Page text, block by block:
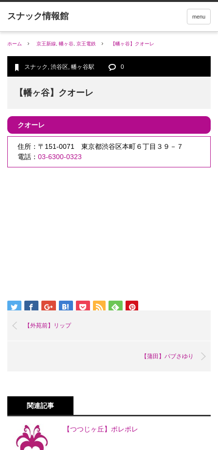
menu
ホーム 京王新線 幡ヶ谷 京王電鉄 【幡ヶ谷】クオーレ
スナック , 渋谷区, 幡ヶ谷駅 0
【幡ヶ谷】クオーレ
クオーレ
住所：〒151-0071 東京都渋谷区本町６丁目３９－７
電話： 03-6300-0323
【外苑前】リップ
【蒲田】パブさゆり
関連記事
【つつじヶ丘】ポレポレ